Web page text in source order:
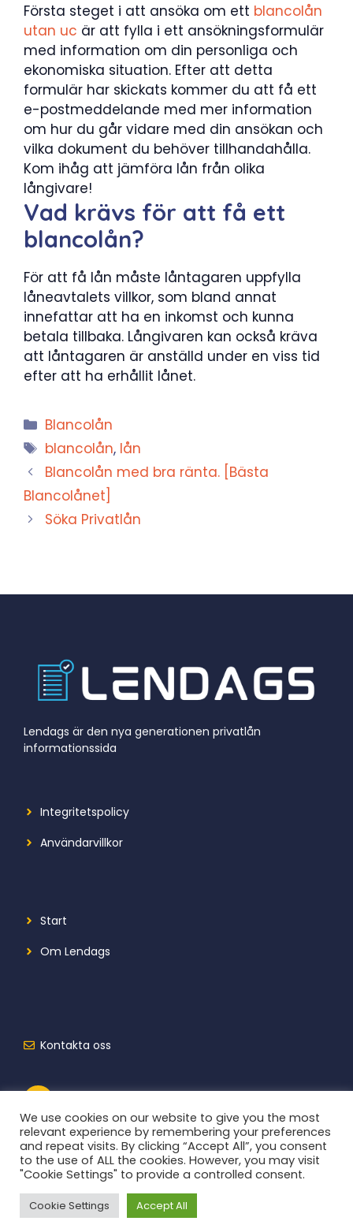
Första steget i att ansöka om ett blancolån
utan uc är att fylla i ett ansökningsformulär
med information om din personliga och
ekonomiska situation. Efter att detta
formulär har skickats kommer du att få ett
e-postmeddelande med mer information
om hur du går vidare med din ansökan och
vilka dokument du behöver tillhandahålla.
Kom ihåg att jämföra lån från olika
långivare!
Vad krävs för att få ett
blancolån?
För att få lån måste låntagaren uppfylla
låneavtalets villkor, som bland annat
innefattar att ha en inkomst och kunna
betala tillbaka. Långivaren kan också kräva
att låntagaren är anställd under en viss tid
efter att ha erhållit lånet.
Kategorier
Blancolån
Etiketter
blancolån, lån
Blancolån med bra ränta. [Bästa
Blancolånet]
Söka Privatlån
Lendags är den nya generationen privatlån
informationssida
Integritetspolicy
Användarvillkor
Start
Om Lendags
Kontakta oss
2026 © Lendags
We use cookies on our website to give you the most
relevant experience by remembering your preferences
and repeat visits. By clicking “Accept All”, you consent
to the use of ALL the cookies. However, you may visit
"Cookie Settings" to provide a controlled consent.
Cookie Settings Accept All